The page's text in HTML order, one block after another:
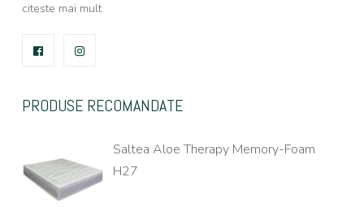
citeste mai mult
FACEBOOK
PRODUSE RECOMANDATE
Saltea Aloe Therapy Memory-Foam
H27